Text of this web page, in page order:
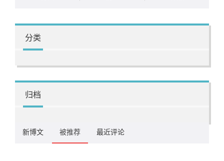
分类
归档
新博文 被推荐 最近评论